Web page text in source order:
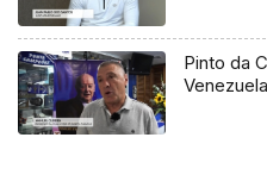
Pinto da
Venezuela